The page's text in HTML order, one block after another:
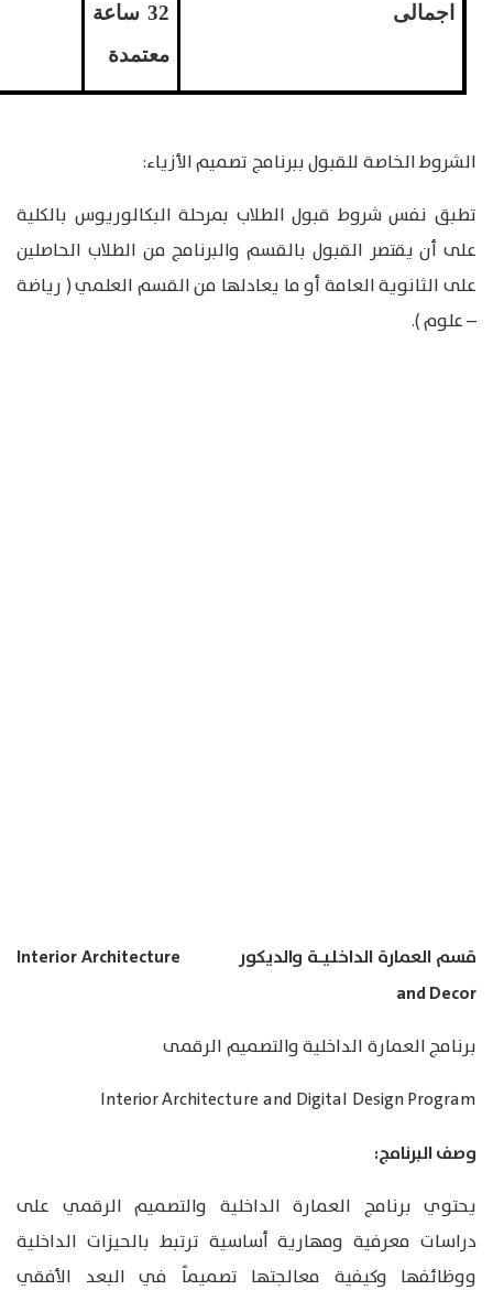
اجمالى 32 ساعة
معتمدة
الشروط الخاصة للقبول ببرنامج تصميم الأزياء:
تطبق نفس شروط قبول الطلاب بمرحلة البكالوريوس بالكلية
على أن يقتصر القبول بالقسم والبرنامج من الطلاب الحاصلين
على الثانوية العامة أو ما يعادلها من القسم العلمي ( رياضة
– علوم ).
قسم العمارة الداخليـة والديكور Interior Architecture
and Decor
برنامج العمارة الداخلية والتصميم الرقمى
Interior Architecture and Digital Design Program
وصف البرنامج:
يحتوي برنامج العمارة الداخلية والتصميم الرقمي على
دراسات معرفية ومهارية أساسية ترتبط بالحيزات الداخلية
ووظائفها وكيفية معالجتها تصميماً في البعد الأفقي